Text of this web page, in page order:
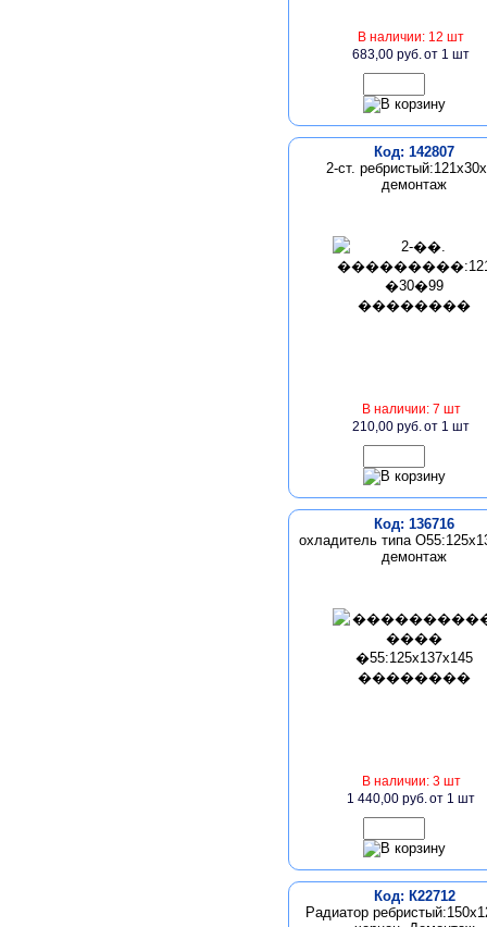
В наличии: 12 шт
683,00 руб.от 1 шт
Код: 142807
2-ст.
демонтаж
В наличии: 7 шт
210,00 руб.от 1 шт
Код: 136716
охладитель типа
демонтаж
В наличии: 3 шт
1 440,00 руб.от 1 шт
Код: К22712
Радиатор